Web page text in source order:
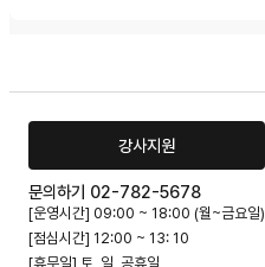
강사지원
문의하기 02-782-5678
[운영시간] 09:00 ~ 18:00 (월~금요일)
[점심시간] 12:00 ~ 13: 10
[휴무일] 토, 일, 공휴일